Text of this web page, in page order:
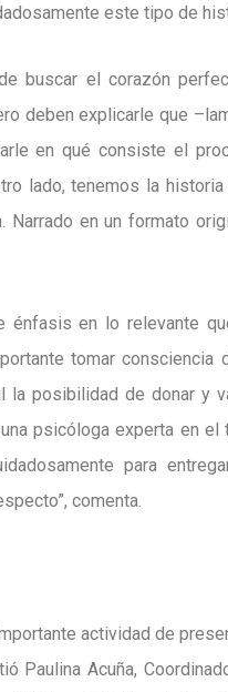
este tipo de
buscar el corazón
deben explicarle que
en qué consiste el
lado, tenemos la historia
en un formato
énfasis en lo relevante
tomar consciencia
la posibilidad de donar y
psicóloga experta en el
para
comenta.
actividad de
Paulina Acuña,